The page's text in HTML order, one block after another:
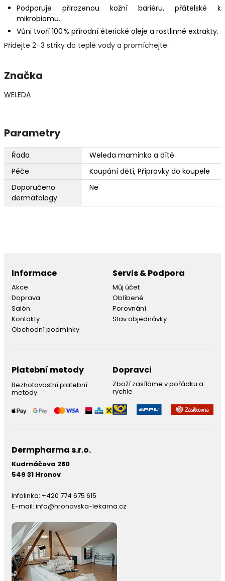
Podporuje přirozenou kožní bariéru, přátelské k
mikrobiomu.
Vůni tvoří 100 % přírodní éterické oleje a rostlinné extrakty.
Přidejte 2–3 střiky do teplé vody a promíchejte.
Značka
WELEDA
Parametry
Řada
Weleda maminka a dítě
Péče
Koupání dětí, Přípravky do koupele
Doporučeno
dermatology
Ne
Informace
Akce
Doprava
Salón
Kontakty
Obchodní podmínky
Servis & Podpora
Můj účet
Oblíbené
Porovnání
Stav objednávky
Platební metody
Bezhotovostní platební
metody
Dopravci
Zboží zasíláme v pořádku a
rychle
Dermpharma s.r.o.
Kudrnáčova 280
549 31 Hronov
Infolinka: +420 774 675 615
E-mail: info@hronovska-lekarna.cz